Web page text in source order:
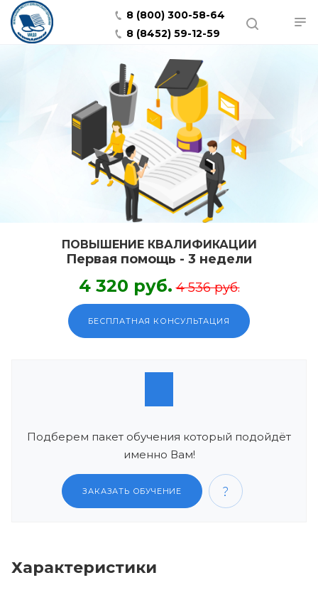
8 (800) 300-58-64
8 (8452) 59-12-59
ПОВЫШЕНИЕ КВАЛИФИКАЦИИ
Первая помощь - 3 недели
4 320 руб. 4 536 руб.
БЕСПЛАТНАЯ КОНСУЛЬТАЦИЯ
Подберем пакет обучения который подойдёт
именно Вам!
ЗАКАЗАТЬ ОБУЧЕНИЕ
Характеристики